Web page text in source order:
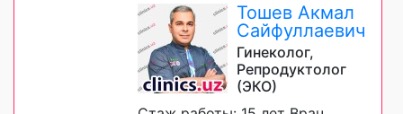
Тошев Акмал
Сайфуллаевич
Гинеколог,
Репродуктолог
(ЭКО)